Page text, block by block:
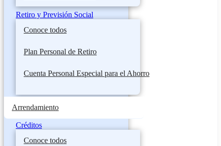
Retiro y Previsión Social
Conoce todos
Plan Personal de Retiro
Cuenta Personal Especial para el Ahorro
Arrendamiento
Créditos
Conoce todos